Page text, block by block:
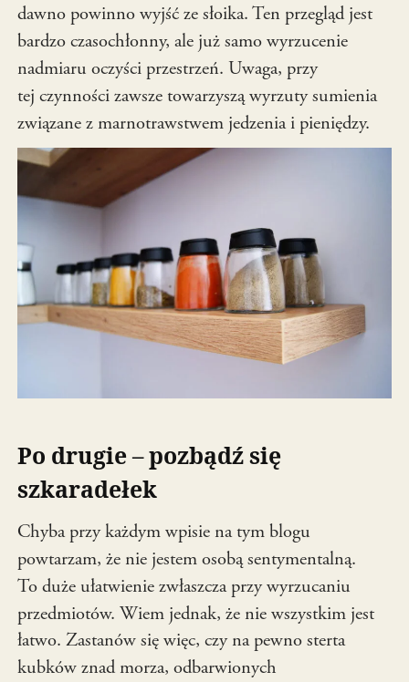
dawno powinno wyjść ze słoika. Ten przegląd jest
bardzo czasochłonny, ale już samo wyrzucenie
nadmiaru oczyści przestrzeń. Uwaga, przy
tej czynności zawsze towarzyszą wyrzuty sumienia
związane z marnotrawstwem jedzenia i pieniędzy.
Po drugie – pozbądź się
szkaradełek
Chyba przy każdym wpisie na tym blogu
powtarzam, że nie jestem osobą sentymentalną.
To duże ułatwienie zwłaszcza przy wyrzucaniu
przedmiotów. Wiem jednak, że nie wszystkim jest
łatwo. Zastanów się więc, czy na pewno sterta
kubków znad morza, odbarwionych